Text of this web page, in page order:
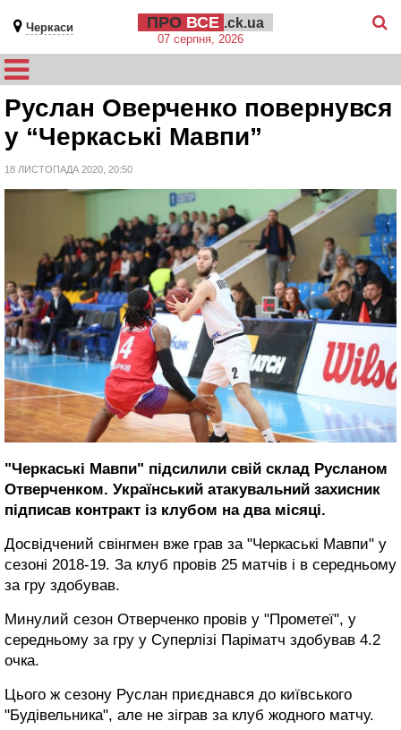
Черкаси ПРО ВСЕ .ck.ua
07 серпня, 2026
Руслан Оверченко повернувся
у “Черкаські Мавпи”
18 ЛИСТОПАДА 2020, 20:50
"Черкаські Мавпи" підсилили свій склад Русланом
Отверченком. Український атакувальний захисник
підписав контракт із клубом на два місяці.
Досвідчений свінгмен вже грав за "Черкаські Мавпи" у
сезоні 2018-19. За клуб провів 25 матчів і в середньому
за гру здобував.
Минулий сезон Отверченко провів у "Прометеї", у
середньому за гру у Суперлізі Паріматч здобував 4.2
очка.
Цього ж сезону Руслан приєднався до київського
"Будівельника", але не зіграв за клуб жодного матчу.